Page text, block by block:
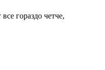
гораздо четче,